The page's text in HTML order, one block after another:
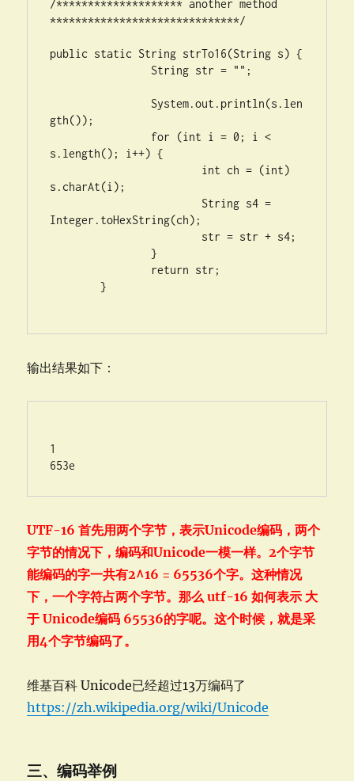
/******************** another method
******************************/
public static String strTo16(String s) {
gth());
s.length(); i++) {
s.charAt(i);
Integer.toHexString(ch);
		}
	}
输出结果如下：
1
UTF-16 首先用两个字节，表示Unicode编码，两个
字节的情况下，编码和Unicode一模一样。2个字节
能编码的字一共有2^16 = 65536个字。这种情况
下，一个字符占两个字节。那么 utf-16 如何表示 大
于 Unicode编码 65536的字呢。这个时候，就是采
用4个字节编码了。
维基百科 Unicode已经超过13万编码了
https://zh.wikipedia.org/wiki/Unicode
三、编码举例